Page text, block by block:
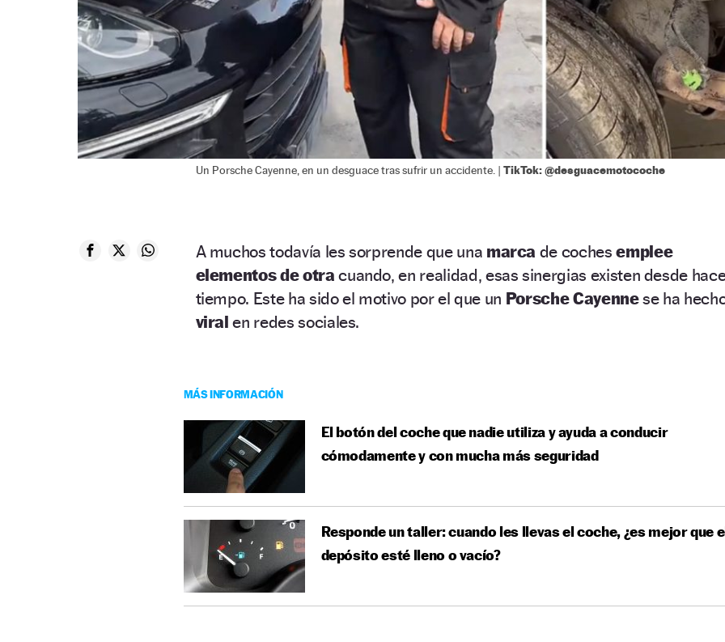
Un Porsche Cayenne, en un desguace tras sufrir un accidente. | TikTok: @desguacemotocoche
A muchos todavía les sorprende que una marca de cochesemplee
elementos de otracuando, en realidad, esas sinergias existen desde
tiempo. Este ha sido el motivo por el que un Porsche Cayennese ha
viralen redes sociales.
MÁS INFORMACIÓN
El botón del coche que nadie utiliza y ayuda a conducir
cómodamente y con mucha más seguridad
Responde un taller: cuando les llevas el coche, ¿es mejor que
depósito esté lleno o vacío?